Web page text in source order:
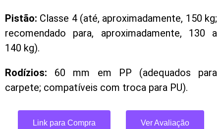
Pistão: Classe 4 (até, aproximadamente, 150 kg;
recomendado para, aproximadamente, 130 a
140 kg).
Rodízios: 60 mm em PP (adequados para
carpete; compatíveis com troca para PU).
Link para Compra Ver Avaliação